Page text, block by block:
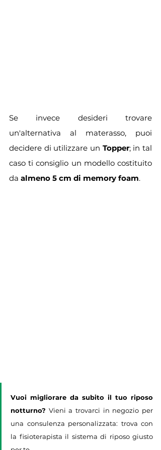
Se invece desideri trovare
un'alternativa al materasso, puoi
decidere di utilizzare un Topper; in tal
caso ti consiglio un modello costituito
da almeno 5 cm di memory foam.
Vuoi migliorare da subito il tuo riposo
notturno? Vieni a trovarci in negozio per
una consulenza personalizzata: trova con
la fisioterapista il sistema di riposo giusto